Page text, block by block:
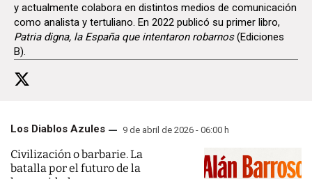
y actualmente colabora en distintos medios de comunicación
como analista y tertuliano. En 2022 publicó su primer libro,
Patria digna, la España que intentaron robarnos(Ediciones
B).
Los Diablos Azules 9 de abril de 2026 - 06:00 h
Civilización o barbarie. La
batalla por el futuro de la